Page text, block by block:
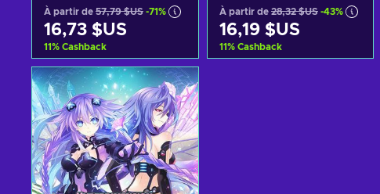
À partir de 57,79 $US -71%
16,73 $US
11% Cashback
Ajouter au panier
Voir les offres
À partir de 28,32 $US -43%
16,19 $US
11% Cashback